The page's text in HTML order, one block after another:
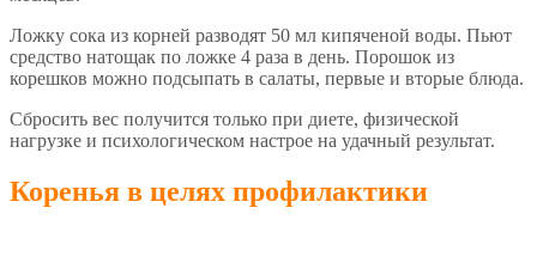
Ложку сока из корней разводят 50 мл кипяченой воды. Пьют
средство натощак по ложке 4 раза в день. Порошок из
корешков можно подсыпать в салаты, первые и вторые блюда.
Сбросить вес получится только при диете, физической
нагрузке и психологическом настрое на удачный результат.
Коренья в целях профилактики